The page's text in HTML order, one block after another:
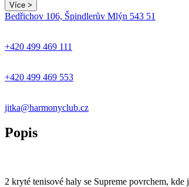
Více >
−
Bedřichov 106, Špindlerův Mlýn 543 51
+420 499 469 111
+420 499 469 553
jitka@harmonyclub.cz
Popis
2 kryté tenisové haly se Supreme povrchem,